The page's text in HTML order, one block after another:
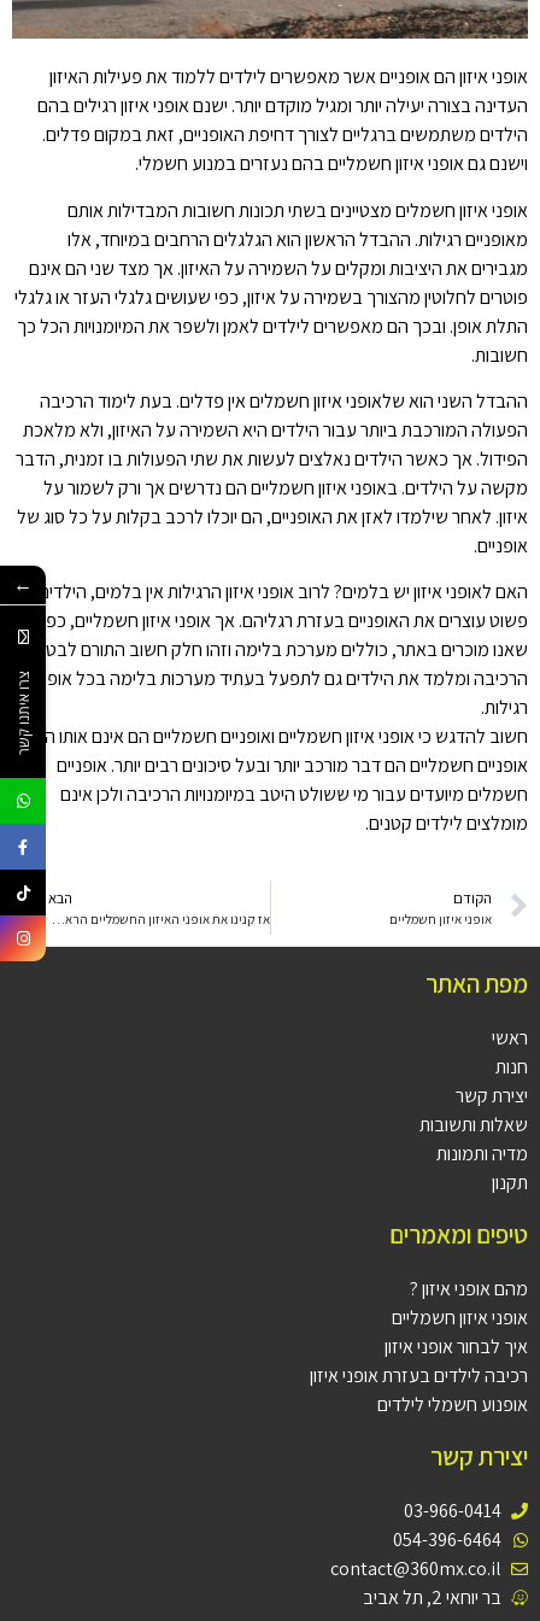
אופני איזון הם אופניים אשר מאפשרים לילדים ללמוד את פעילות האיזון
העדינה בצורה יעילה יותר ומגיל מוקדם יותר. ישנם אופני איזון רגילים בהם
הילדים משתמשים ברגליים לצורך דחיפת האופניים, זאת במקום פדלים.
וישנם גם אופני איזון חשמליים בהם נעזרים במנוע חשמלי.
אופני איזון חשמלים מצטיינים בשתי תכונות חשובות המבדילות אותם
מאופניים רגילות. ההבדל הראשון הוא הגלגלים הרחבים במיוחד, אלו
מגבירים את היציבות ומקלים על השמירה על האיזון. אך מצד שני הם אינם
פוטרים לחלוטין מהצורך בשמירה על איזון, כפי שעושים גלגלי העזר או גלגלי
התלת אופן. ובכך הם מאפשרים לילדים לאמן ולשפר את המיומנויות הכל כך
חשובות.
ההבדל השני הוא שלאופני איזון חשמלים אין פדלים. בעת לימוד הרכיבה
הפעולה המורכבת ביותר עבור הילדים היא השמירה על האיזון, ולא מלאכת
הפידול. אך כאשר הילדים נאלצים לעשות את שתי הפעולות בו זמנית, הדבר
מקשה על הילדים. באופני איזון חשמליים הם נדרשים אך ורק לשמור על
איזון. לאחר שילמדו לאזן את האופניים, הם יוכלו לרכב בקלות על כל סוג של
אופניים.
האם לאופני איזון יש בלמים? לרוב אופני איזון הרגילות אין בלמים, הילדים
פשוט עוצרים את האופניים בעזרת רגליהם. אך אופני איזון חשמליים, כפי
שאנו מוכרים באתר, כוללים מערכת בלימה וזהו חלק חשוב התורם לבטיחות
הרכיבה ומלמד את הילדים גם לתפעל בעתיד מערכות בלימה בכל אופניים
רגילות.
חשוב להדגש כי אופני איזון חשמליים ואופניים חשמליים הם אינם אותו הדבר.
אופניים חשמליים הם דבר מורכב יותר ובעל סיכונים רבים יותר. אופניים
חשמלים מיועדים עבור מי ששולט היטב במיומנויות הרכיבה ולכן אינם
מומלצים לילדים קטנים.
הקודם
אופני איזון חשמליים
הבא
אז קנינו את אופני האיזון החשמליים הראשונות שלנו – היכן רוכבים בבטחה ?
מפת האתר
ראשי
חנות
יצירת קשר
שאלות ותשובות
מדיה ותמונות
תקנון
טיפים ומאמרים
מהם אופני איזון ?
אופני איזון חשמליים
איך לבחור אופני איזון
רכיבה לילדים בעזרת אופני איזון
אופנוע חשמלי לילדים
יצירת קשר
03-966-0414
054-396-6464
contact@360mx.co.il
בר יוחאי 2, תל אביב
←
צרו איתנו קשר